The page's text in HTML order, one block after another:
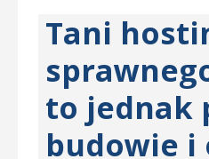
Tani
to jednak
budowie i